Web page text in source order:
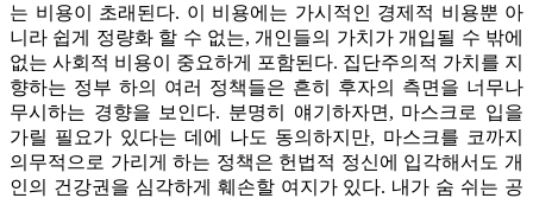
는 비용이 초래된다. 이 비용에는 가시적인 경제적 비용뿐 아
니라 쉽게 정량화 할 수 없는, 개인들의 가치가 개입될 수 밖에
없는 사회적 비용이 중요하게 포함된다. 집단주의적 가치를 지
향하는 정부 하의 여러 정책들은 흔히 후자의 측면을 너무나
무시하는 경향을 보인다. 분명히 얘기하자면, 마스크로 입을
가릴 필요가 있다는 데에 나도 동의하지만, 마스크를 코까지
의무적으로 가리게 하는 정책은 헌법적 정신에 입각해서도 개
인의 건강권을 심각하게 훼손할 여지가 있다. 내가 숨 쉬는 공